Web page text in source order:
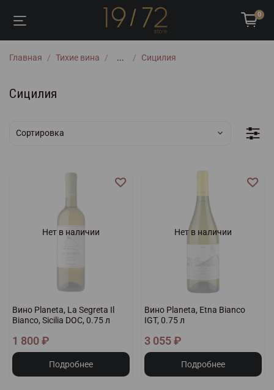
0
Главная Тихие вина ... Сицилия
Сицилия
Нет в наличии
Вино Planeta, La Segreta Il
Bianco, Sicilia DOC, 0.75 л
1 800 ₽
Подробнее
Нет в наличии
Вино Planeta, Etna Bianco
IGT, 0.75 л
3 055 ₽
Подробнее